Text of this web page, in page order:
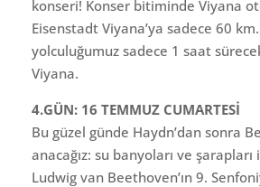
konseri! Konser bitiminde Viyana
Eisenstadt Viyana’ya sadece 60
yolculuğumuz sadece 1 saat
Viyana.
4.GÜN: 16 TEMMUZ CUMARTESİ
Bu güzel günde Haydn’dan sonra
anacağız: su banyoları ve şarapları
Ludwig van Beethoven’ın 9.